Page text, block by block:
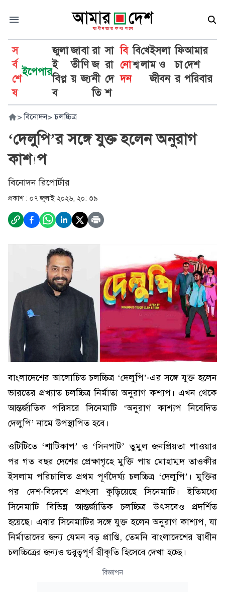
স
র্ব
শে
ষ
ইপেপার
জুলা
ই
বিপ্ল
ব
জা
তী
য়
বা
ণি
জ্য
রা
জ
নী
তি
সা
রা
দে
শ
বি
নো
দন
বি
শ্ব
খে
লা
ইসলা
ম ও
জীবন
ফি
চা
র
আমার
দেশ
পরিবার
> বিনোদন> চলচ্চিত্র
‘দেলুপি’র সঙ্গে যুক্ত হলেন অনুরাগ
কাশ্যপ
বিনোদন রিপোর্টার
প্রকাশ : ০৭ জুলাই ২০২৬, ২০: ৩৯
বাংলাদেশের আলোচিত চলচ্চিত্র ‘দেলুপি’-এর সঙ্গে যুক্ত হলেন
ভারতের প্রখ্যাত চলচ্চিত্র নির্মাতা অনুরাগ কশ্যপ। এখন থেকে
আন্তর্জাতিক পরিসরে সিনেমাটি ‘অনুরাগ কাশ্যপ নিবেদিত
দেলুপি’ নামে উপস্থাপিত হবে।
ওটিটিতে ‘শাটিকাপ’ ও ‘সিনপাট’ তুমুল জনপ্রিয়তা পাওয়ার
পর গত বছর দেশের প্রেক্ষাগৃহে মুক্তি পায় মোহাম্মদ তাওকীর
ইসলাম পরিচালিত প্রথম পূর্ণদৈর্ঘ্য চলচ্চিত্র ‘দেলুপি’। মুক্তির
পর দেশ-বিদেশে প্রশংসা কুড়িয়েছে সিনেমাটি। ইতিমধ্যে
সিনেমাটি বিভিন্ন আন্তর্জাতিক চলচ্চিত্র উৎসবেও প্রদর্শিত
হয়েছে। এবার সিনেমাটির সঙ্গে যুক্ত হলেন অনুরাগ কাশ্যপ, যা
নির্মাতাদের জন্য যেমন বড় প্রাপ্তি, তেমনি বাংলাদেশের স্বাধীন
চলচ্চিত্রের জন্যও গুরুত্বপূর্ণ স্বীকৃতি হিসেবে দেখা হচ্ছে।
বিজ্ঞাপন